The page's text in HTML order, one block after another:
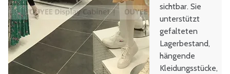
sichtbar. Sie
unterstützt
gefalteten
Lagerbestand,
hängende
Kleidungsstücke,